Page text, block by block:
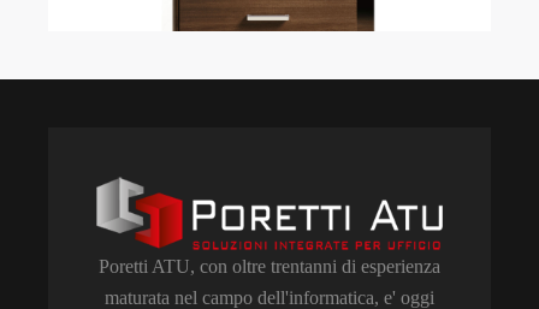
Poretti ATU, con oltre trentanni di esperienza
maturata nel campo dell'informatica, e' oggi